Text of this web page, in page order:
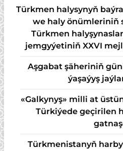
Türkmen halysynyň
we haly önümleriniň
Türkmen
jemgyýetiniň XXVI
Aşgabat şäheriniň
ýaşaýyş
«Galkynyş» milli at
Türkiýede geçirilen
Türkmenistanyň